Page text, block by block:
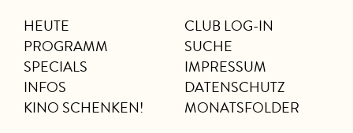
HEUTE
PROGRAMM
SPECIALS
INFOS
KINO SCHENKEN!
CLUB LOG-IN
SUCHE
IMPRESSUM
DATENSCHUTZ
MONATSFOLDER